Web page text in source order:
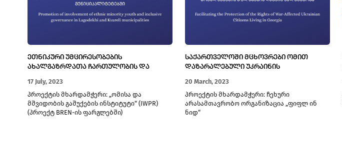
ᲔᲗᲜᲘᲙᲣᲠᲘ ᲣᲛᲪᲘᲠᲔᲡᲝᲑᲔᲑᲘᲡ
ᲐᲮᲐᲚᲒᲐᲖᲠᲓᲐᲗᲐ ᲩᲐᲠᲗᲣᲚᲝᲑᲘᲡ ᲓᲐ
ᲮᲔᲚᲨᲔᲬᲧᲝᲑᲐ ᲚᲐᲒᲝᲓᲔᲮᲘᲡ ᲓᲐ ᲧᲕᲐᲠᲚᲘᲡ
ᲛᲣᲜᲘᲪᲘᲞᲐᲚᲘᲢᲔᲢᲔᲑᲨᲘ
17 July, 2023
პროექტის მხარდამჭერი: „ომისა და
მშვიდობის გაშუქების ინსტიტუტი“ (IWPR)
(პროექტ BREN-ის ფარგლებში)
ᲡᲐᲥᲐᲠᲗᲕᲔᲚᲝᲨᲘ ᲛᲪᲮᲝᲕᲠᲔᲑᲘ ᲝᲛᲘᲗ
ᲓᲐᲖᲐᲠᲐᲚᲔᲑᲣᲚᲘ ᲣᲙᲠᲐᲘᲜᲘᲡ
ᲮᲔᲚᲨᲔᲬᲧᲝᲑᲐ
20 March, 2023
პროექტის მხარდამჭერი: ჩეხური
არასამთავრობო ორგანიზაცია „ფიფლ ინ
ნიდ“